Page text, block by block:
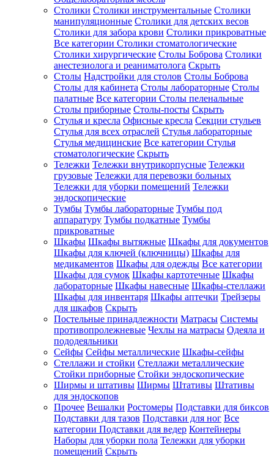
Столики Столики инструментальные Столики
манипуляционные Столики для детских весов
Столики для забора крови Столики прикроватные
Все категории Столики стоматологические
Столики хирургические Столы Боброва Столики
анестезиолога и реаниматолога Скрыть
Столы Надстройки для столов Столы Боброва
Столы для кабинета Столы лабораторные Столы
палатные Все категории Столы пеленальные
Столы приборные Столы-посты Скрыть
Стулья и кресла Офисные кресла Секции стульев
Стулья для всех отраслей Стулья лабораторные
Стулья медицинские Все категории Стулья
стоматологические Скрыть
Тележки Тележки внутрикорпусные Тележки
грузовые Тележки для перевозки больных
Тележки для уборки помещений Тележки
эндоскопические
Тумбы Тумбы лабораторные Тумбы под
аппаратуру Тумбы подкатные Тумбы
прикроватные
Шкафы Шкафы вытяжные Шкафы для документов
Шкафы для ключей (ключницы) Шкафы для
медикаментов Шкафы для одежды Все категории
Шкафы для сумок Шкафы картотечные Шкафы
лабораторные Шкафы навесные Шкафы-стеллажи
Шкафы для инвентаря Шкафы аптечки Трейзеры
для шкафов Скрыть
Постельные принадлежности Матрасы Системы
противопролежневые Чехлы на матрасы Одеяла и
пододеяльники
Сейфы Сейфы металлические Шкафы-сейфы
Стеллажи и стойки Стеллажи металлические
Стойки приборные Стойки эндоскопические
Ширмы и штативы Ширмы Штативы Штативы
для эндоскопов
Прочее Вешалки Ростомеры Подставки для биксов
Подставки для тазов Подставки для ног Все
категории Подставки для ведер Контейнеры
Наборы для уборки пола Тележки для уборки
помещений Скрыть